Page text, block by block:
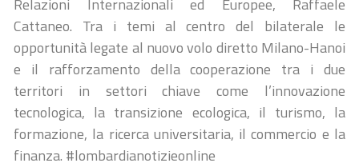
Relazioni Internazionali ed Europee, Raffaele
Cattaneo. Tra i temi al centro del bilaterale le
opportunità legate al nuovo volo diretto Milano-Hanoi
e il rafforzamento della cooperazione tra i due
territori in settori chiave come l’innovazione
tecnologica, la transizione ecologica, il turismo, la
formazione, la ricerca universitaria, il commercio e la
finanza. #lombardianotizieonline